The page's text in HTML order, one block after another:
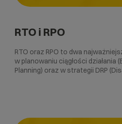
RTO i RPO
RTO oraz RPO to dwa
w planowaniu ciągłości działania
Planning) oraz w strategii DRP